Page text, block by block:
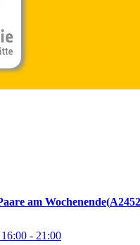
am Wochenende
16:00 - 21:00